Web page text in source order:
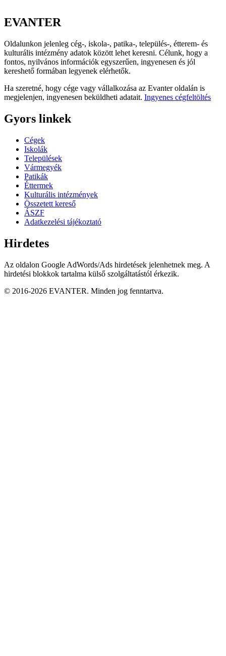
EVANTER
Oldalunkon jelenleg cég-, iskola-, patika-, település-, étterem- és
kulturális intézmény adatok között lehet keresni. Célunk, hogy a
fontos, nyilvános információk egyszerűen, ingyenesen és jól
kereshető formában legyenek elérhetők.
Ha szeretné, hogy cége vagy vállalkozása az Evanter oldalán is
megjelenjen, ingyenesen beküldheti adatait. Ingyenes cégfeltöltés
Gyors linkek
Cégek
Iskolák
Települések
Vármegyék
Patikák
Éttermek
Kulturális intézmények
Összetett kereső
ÁSZF
Adatkezelési tájékoztató
Hirdetes
Az oldalon Google AdWords/Ads hirdetések jelenhetnek meg. A
hirdetési blokkok tartalma külső szolgáltatástól érkezik.
© 2016-2026 EVANTER. Minden jog fenntartva.